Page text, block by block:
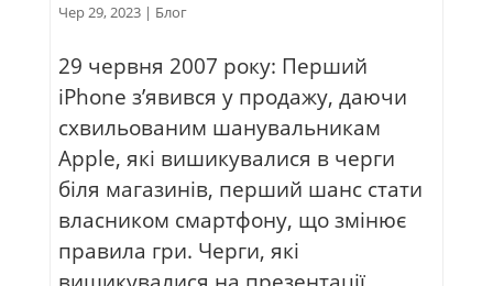
Чер 29, 2023| Блог
29 червня 2007 року: Перший
iPhone з’явився у продажу, даючи
схвильованим шанувальникам
Apple, які вишикувалися в черги
біля магазинів, перший шанс стати
власником смартфону, що змінює
правила гри. Черги, які